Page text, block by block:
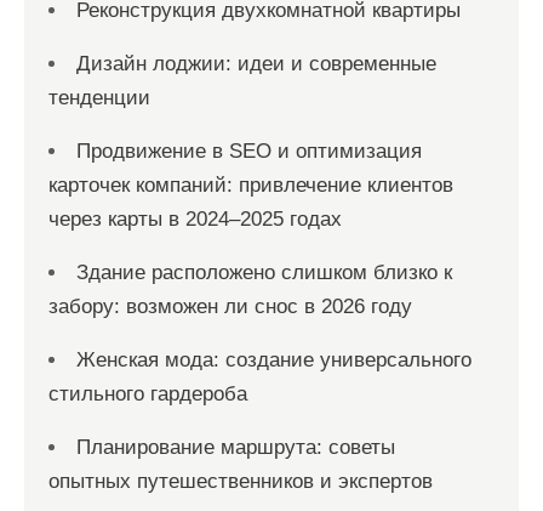
Реконструкция двухкомнатной квартиры
Дизайн лоджии: идеи и современные
тенденции
Продвижение в SEO и оптимизация
карточек компаний: привлечение клиентов
через карты в 2024–2025 годах
Здание расположено слишком близко к
забору: возможен ли снос в 2026 году
Женская мода: создание универсального
стильного гардероба
Планирование маршрута: советы
опытных путешественников и экспертов